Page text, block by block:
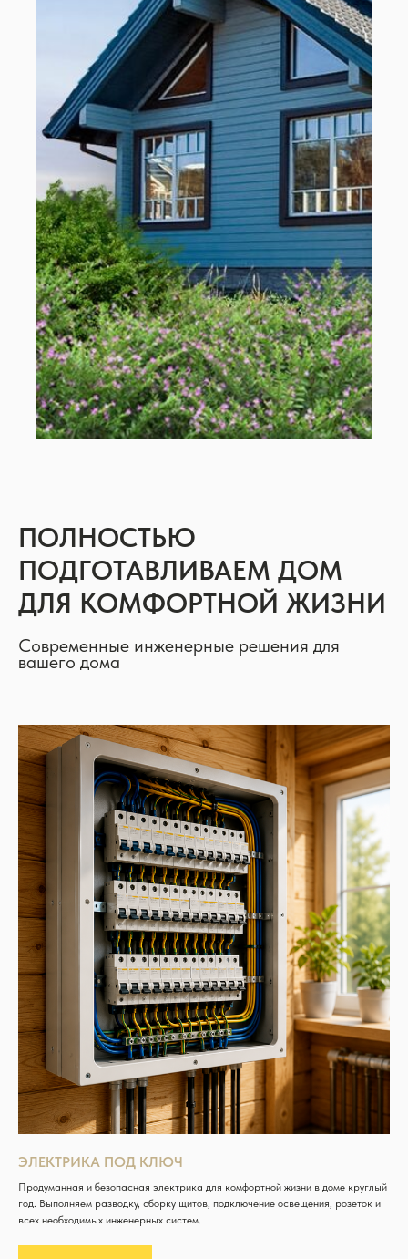
ПОЛНОСТЬЮ
ПОДГОТАВЛИВАЕМ ДОМ
ДЛЯ КОМФОРТНОЙ ЖИЗНИ
Современные инженерные решения для
вашего дома
ЭЛЕКТРИКА ПОД КЛЮЧ
Продуманная и безопасная электрика для комфортной жизни в доме круглый
год. Выполняем разводку, сборку щитов, подключение освещения, розеток и
всех необходимых инженерных систем.